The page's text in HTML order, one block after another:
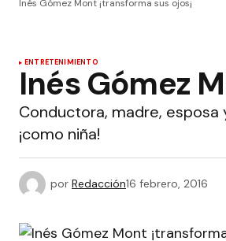
Inés Gómez Mont ¡transforma sus ojos¡
ENTRETENIMIENTO
Inés Gómez
Conductora, madre,
¡como niña!
por Redacción16 febrero, 2016